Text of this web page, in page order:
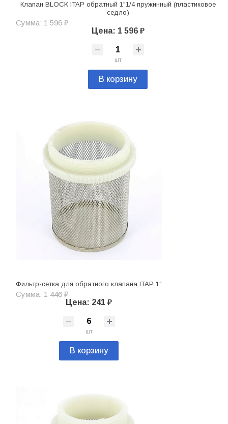
Клапан BLOCK ITAP обратный 1"1/4 пружинный (пластиковое
седло)
Сумма: 1 596 ₽
Цена: 1 596 ₽
шт
В корзину
Фильтр-сетка для обратного клапана ITAP 1"
Сумма: 1 446 ₽
Цена: 241 ₽
шт
В корзину